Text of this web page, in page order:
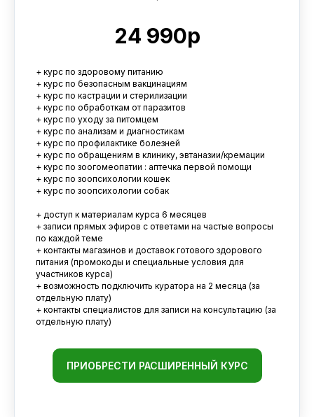
24 990р
+ курс по здоровому питанию
+ курс по безопасным вакцинациям
+ курс по кастрации и стерилизации
+ курс по обработкам от паразитов
+ курс по уходу за питомцем
+ курс по анализам и диагностикам
+ курс по профилактике болезней
+ курс по обращениям в клинику, эвтаназии/кремации
+ курс по зоогомеопатии : аптечка первой помощи
+ курс по зоопсихологии кошек
+ курс по зоопсихологии собак
+ доступ к материалам курса 6 месяцев
+ записи прямых эфиров с ответами на частые вопросы
по каждой теме
+ контакты магазинов и доставок готового здорового
питания (промокоды и специальные условия для
участников курса)
+ возможность подключить куратора на 2 месяца (за
отдельную плату)
+ контакты специалистов для записи на консультацию (за
отдельную плату)
ПРИОБРЕСТИ РАСШИРЕННЫЙ КУРС